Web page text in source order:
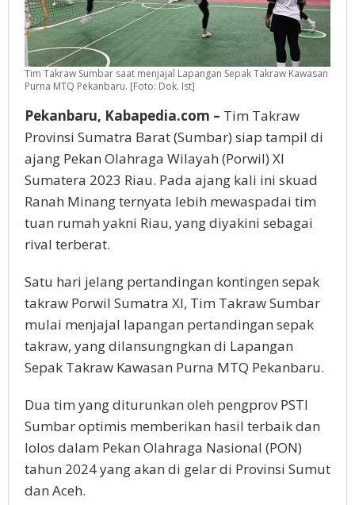
Tim Takraw Sumbar saat menjajal Lapangan Sepak Takraw Kawasan
Purna MTQ Pekanbaru. [Foto: Dok. Ist]
Pekanbaru, Kabapedia.com – Tim Takraw
Provinsi Sumatra Barat (Sumbar) siap tampil di
ajang Pekan Olahraga Wilayah (Porwil) XI
Sumatera 2023 Riau. Pada ajang kali ini skuad
Ranah Minang ternyata lebih mewaspadai tim
tuan rumah yakni Riau, yang diyakini sebagai
rival terberat.
Satu hari jelang pertandingan kontingen sepak
takraw Porwil Sumatra XI, Tim Takraw Sumbar
mulai menjajal lapangan pertandingan sepak
takraw, yang dilansungngkan di Lapangan
Sepak Takraw Kawasan Purna MTQ Pekanbaru.
Dua tim yang diturunkan oleh pengprov PSTI
Sumbar optimis memberikan hasil terbaik dan
lolos dalam Pekan Olahraga Nasional (PON)
tahun 2024 yang akan di gelar di Provinsi Sumut
dan Aceh.